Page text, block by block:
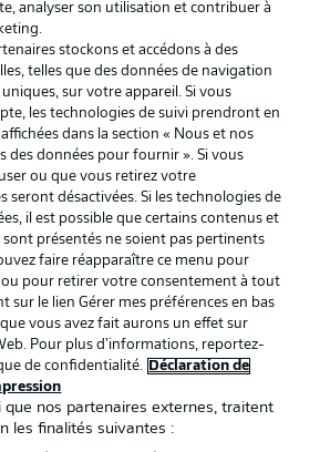
Conditions d’utilisation des
Gérer mes préférences
Diffuseurs
Contact
Joueurs
analyser son utilisation et contribuer à
stockons et accédons à des
telles que des données de navigation
sur votre appareil. Si vous
les technologies de suivi prendront en
dans la section « Nous et nos
des données pour fournir ». Si vous
ou que vous retirez votre
seront désactivées. Si les technologies de
il est possible que certains contenus et
présentés ne soient pas pertinents
faire réapparaître ce menu pour
pour retirer votre consentement à tout
sur le lien Gérer mes préférences en bas
vous avez fait aurons un effet sur
Pour plus d’informations, reportez-
de confidentialité.
Déclaration de
que nos partenaires externes, traitent
les finalités suivantes :